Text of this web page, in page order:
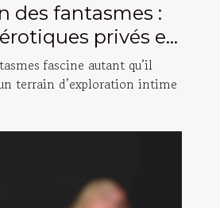
des fantasmes :
privés et
fascine autant qu’il
terrain d’exploration intime